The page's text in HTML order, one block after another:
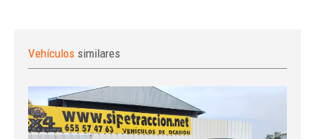
Vehículos similares